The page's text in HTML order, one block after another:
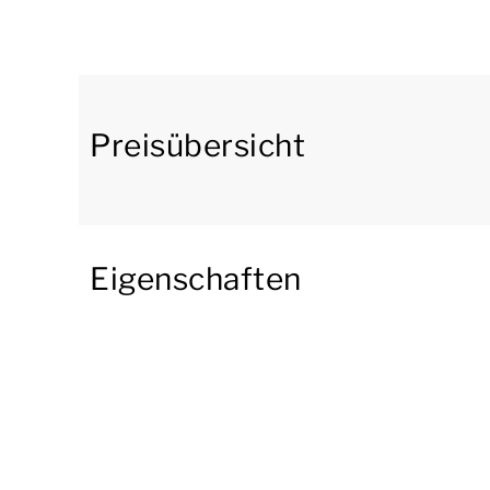
Der Bungalow verfügt über 4 Schlafzimmer, 2
Waschbecken; eines der Schlafzimmer ist mit
Preisübersicht
Eigenschaften